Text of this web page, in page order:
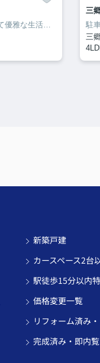
中古マンションを購入して優雅な生活を送りましょう。71.81平米程の専有面積でスペースも十分。ニーズの高い設備である追焚機能が付いている浴室になります。10階建てのオススメの建物がコチラです。新居をお求めなら、地域に詳しい当社にご依頼下さい。お客様のこだわりやご要望などがあれば、メール又はお電話から当社までお申し付けください。
三
三
新築戸建
カースペース2台
駅徒歩15分以内
価格変更一覧
リフォーム済み
完成済み・即内